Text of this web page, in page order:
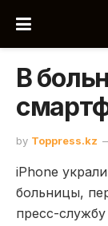
В
by Toppress.kz
iPhone
больницы,
пресс-